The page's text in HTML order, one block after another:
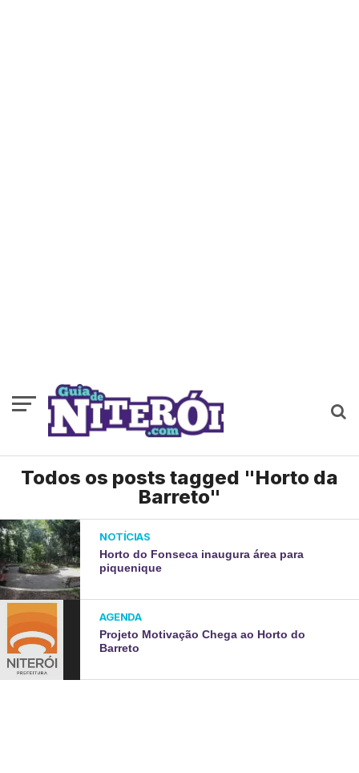
Todos os posts tagged "Horto da
Barreto"
NOTÍCIAS
Horto do Fonseca inaugura área para
piquenique
AGENDA
Projeto Motivação Chega ao Horto do
Barreto